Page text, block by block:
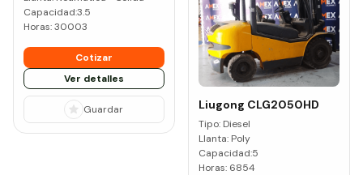
Capacidad:3.5
Horas:30003
Cotizar
Ver detalles
Guardar Liugong CLG2050HD
Tipo: Diesel
Llanta: Poly
Capacidad:5
Horas: 6854